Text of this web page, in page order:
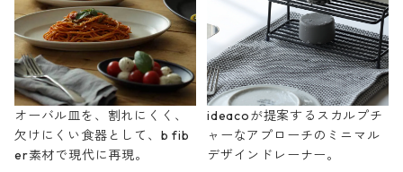
オーバル皿を、割れにくく、
欠けにくい食器として、b fib
er素材で現代に再現。
ideacoが提案するスカルプチ
ャーなアプローチのミニマル
デザインドレーナー。